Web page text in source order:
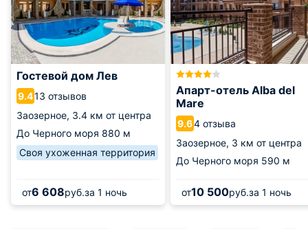
Гостевой дом Лев
9.413 отзывов
Заозерное, 3.4 км от центра
До Черного моря 880 м
Своя ухоженная территория
от6 608руб.за 1 ночь
Апарт-отель Alba del
Mare
9.64 отзыва
Заозерное, 3 км от центра
До Черного моря 590 м
от10 500руб.за 1 ночь